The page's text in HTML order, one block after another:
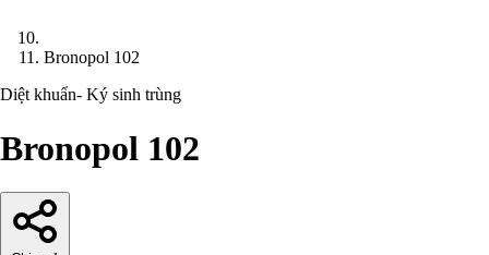
Bronopol 102
Diệt khuẩn- Ký sinh trùng
Bronopol 102